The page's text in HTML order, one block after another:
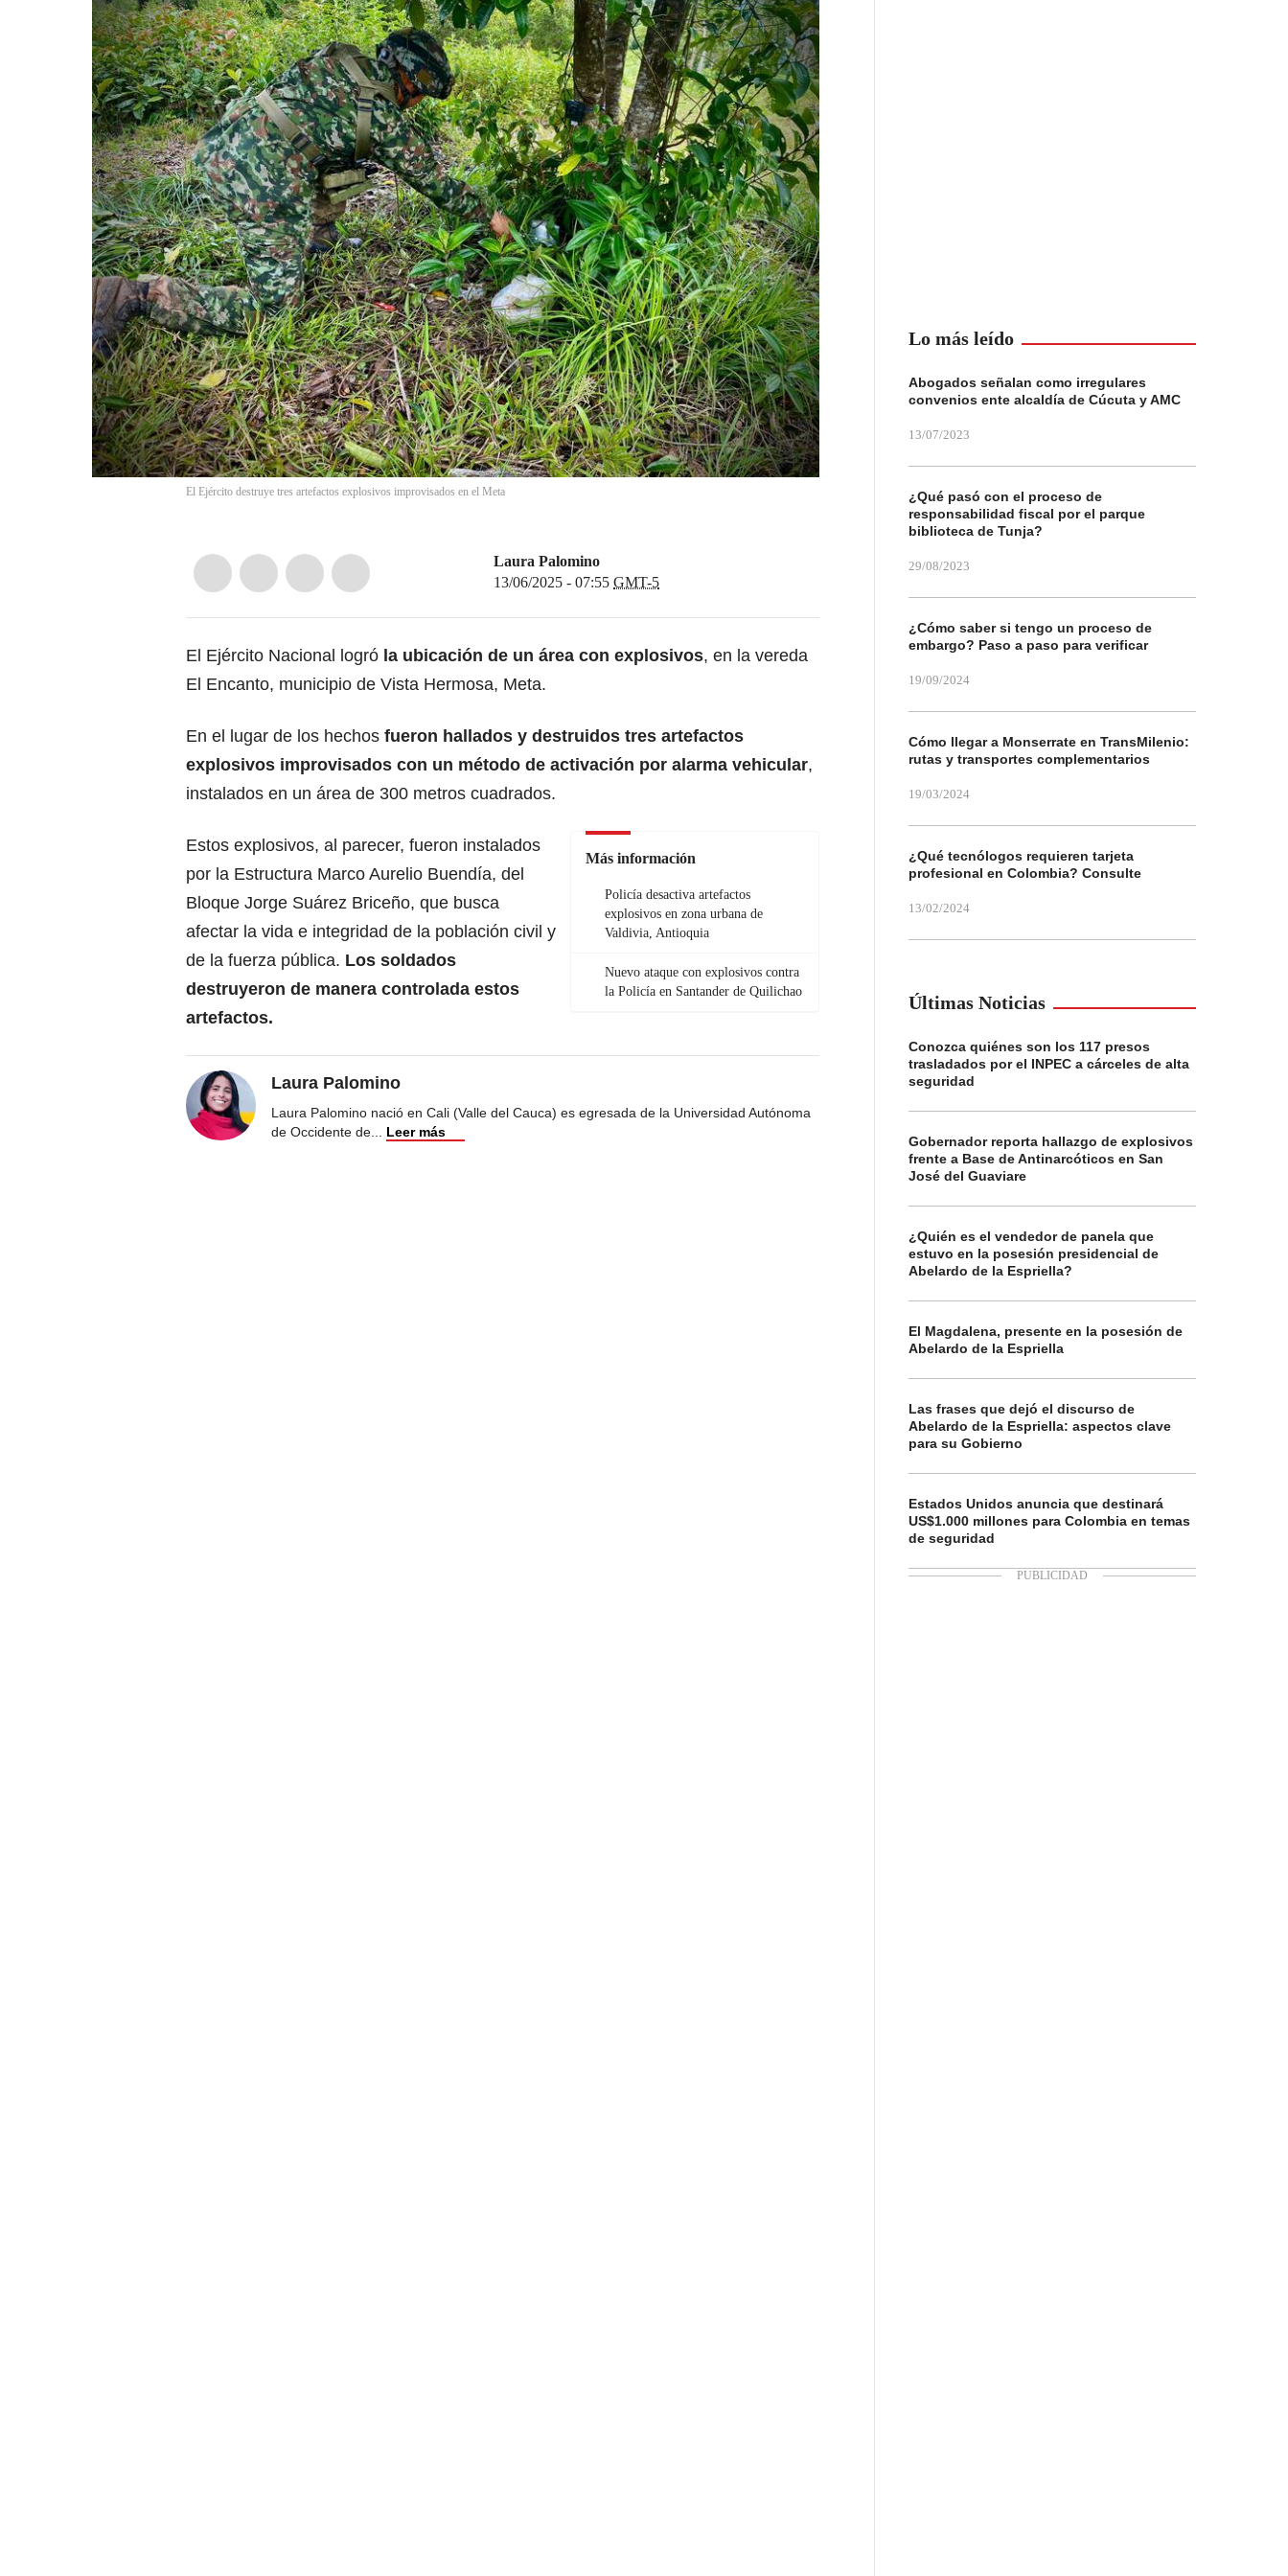
El Ejército destruye tres artefactos explosivos improvisados en el Meta
Laura Palomino
13/06/2025 - 07:55 GMT-5
El Ejército Nacional logró la ubicación de un área con explosivos, en la vereda
El Encanto, municipio de Vista Hermosa, Meta.
En el lugar de los hechos fueron hallados y destruidos tres artefactos
explosivos improvisados con un método de activación por alarma vehicular,
instalados en un área de 300 metros cuadrados.
Más información
Policía desactiva artefactos
explosivos en zona urbana de
Valdivia, Antioquia
Nuevo ataque con explosivos contra
la Policía en Santander de Quilichao
Estos explosivos, al parecer, fueron instalados
por la Estructura Marco Aurelio Buendía, del
Bloque Jorge Suárez Briceño, que busca
afectar la vida e integridad de la población civil y
de la fuerza pública. Los soldados
destruyeron de manera controlada estos
artefactos.
Laura Palomino
Laura Palomino nació en Cali (Valle del Cauca) es egresada de la Universidad Autónoma
de Occidente de... Leer más
Lo más leído
Abogados señalan como irregulares
convenios ente alcaldía de Cúcuta y AMC
13/07/2023
¿Qué pasó con el proceso de
responsabilidad fiscal por el parque
biblioteca de Tunja?
29/08/2023
¿Cómo saber si tengo un proceso de
embargo? Paso a paso para verificar
19/09/2024
Cómo llegar a Monserrate en TransMilenio:
rutas y transportes complementarios
19/03/2024
¿Qué tecnólogos requieren tarjeta
profesional en Colombia? Consulte
13/02/2024
Últimas Noticias
Conozca quiénes son los 117 presos
trasladados por el INPEC a cárceles de alta
seguridad
Gobernador reporta hallazgo de explosivos
frente a Base de Antinarcóticos en San
José del Guaviare
¿Quién es el vendedor de panela que
estuvo en la posesión presidencial de
Abelardo de la Espriella?
El Magdalena, presente en la posesión de
Abelardo de la Espriella
Las frases que dejó el discurso de
Abelardo de la Espriella: aspectos clave
para su Gobierno
Estados Unidos anuncia que destinará
US$1.000 millones para Colombia en temas
de seguridad